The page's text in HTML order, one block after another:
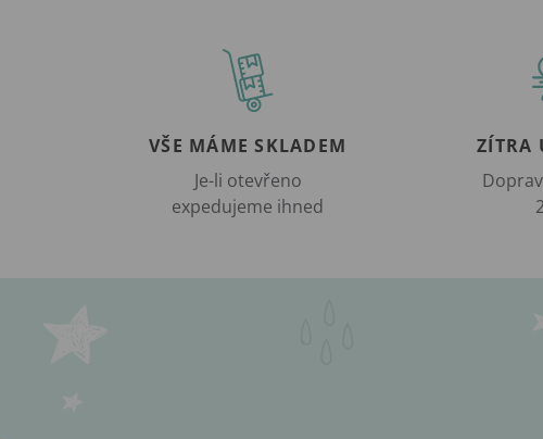
VŠE MÁME SKLADEM
Je-li otevřeno
expedujeme ihned
ZÍTRA